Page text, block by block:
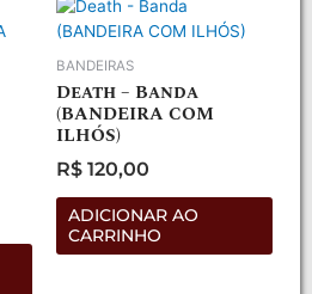
BANDEIRAS
Death – Banda
(BANDEIRA COM
ILHÓS)
Avaliação
0
R$ 120,00
ADICIONAR AO
CARRINHO